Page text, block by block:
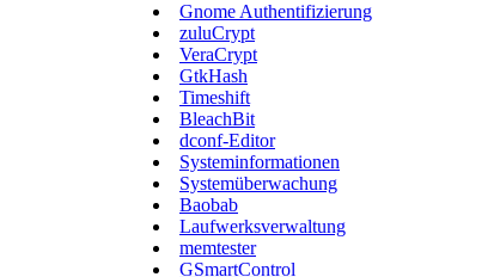
Gnome Authentifizierung
zuluCrypt
VeraCrypt
GtkHash
Timeshift
BleachBit
dconf-Editor
Systeminformationen
Systemüberwachung
Baobab
Laufwerksverwaltung
memtester
GSmartControl